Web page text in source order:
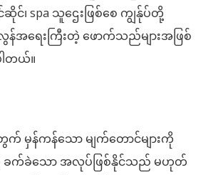
င်၊ spa သူဌေးဖြစ်စေ ကျွန်ုပ်တို့
အရေးကြီးတဲ့ ဖောက်သည်များအဖြစ်
ါတယ်။
မှန်ကန်သော မျက်တောင်များကို
ခက်ခဲသော အလုပ်ဖြစ်နိုင်သည် မဟုတ်